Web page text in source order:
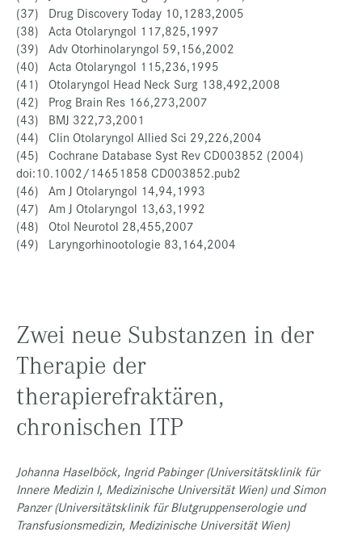
(37) Drug Discovery Today 10,1283,2005
(38) Acta Otolaryngol 117,825,1997
(39) Adv Otorhinolaryngol 59,156,2002
(40) Acta Otolaryngol 115,236,1995
(41) Otolaryngol Head Neck Surg 138,492,2008
(42) Prog Brain Res 166,273,2007
(43) BMJ 322,73,2001
(44) Clin Otolaryngol Allied Sci 29,226,2004
(45) Cochrane Database Syst Rev CD003852 (2004)
doi:10.1002/14651858 CD003852.pub2
(46) Am J Otolaryngol 14,94,1993
(47) Am J Otolaryngol 13,63,1992
(48) Otol Neurotol 28,455,2007
(49) Laryngorhinootologie 83,164,2004
Zwei neue Substanzen in der
Therapie der
therapierefraktären,
chronischen ITP
Johanna Haselböck, Ingrid Pabinger (Universitätsklinik für
Innere Medizin I, Medizinische Universität Wien) und Simon
Panzer (Universitätsklinik für Blutgruppenserologie und
Transfusionsmedizin, Medizinische Universität Wien)